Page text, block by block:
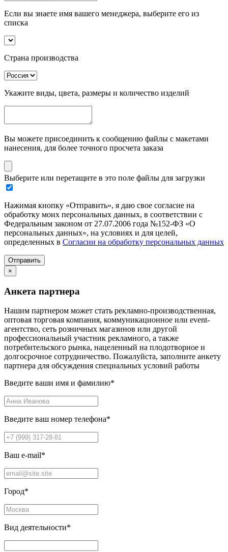
Если вы знаете имя вашего менеджера, выберите его из
списка
Страна производства
Укажите виды, цвета, размеры и количество изделий
Вы можете присоединить к сообщению файлы с макетами
нанесения, для более точного просчета заказа
Выберите или перетащите в это поле файлы для загрузки
Нажимая кнопку «Отправить», я даю свое согласие на
обработку моих персональных данных, в соответствии с
Федеральным законом от 27.07.2006 года №152-ФЗ «О
персональных данных», на условиях и для целей,
определенных в Согласии на обработку персональных данных
Отправить
×
Анкета партнера
Нашим партнером может стать рекламно-производственная,
оптовая торговая компания, коммуникационное или event-
агентство, сеть розничных магазинов или другой
профессиональный участник рекламного, а также
потребительского рынка, нацеленный на плодотворное и
долгосрочное сотрудничество. Пожалуйста, заполните анкету
партнера для обсуждения специальных условий работы
Введите ваши имя и фамилию*
Введите ваш номер телефона*
Ваш e-mail*
Город*
Вид деятельности*